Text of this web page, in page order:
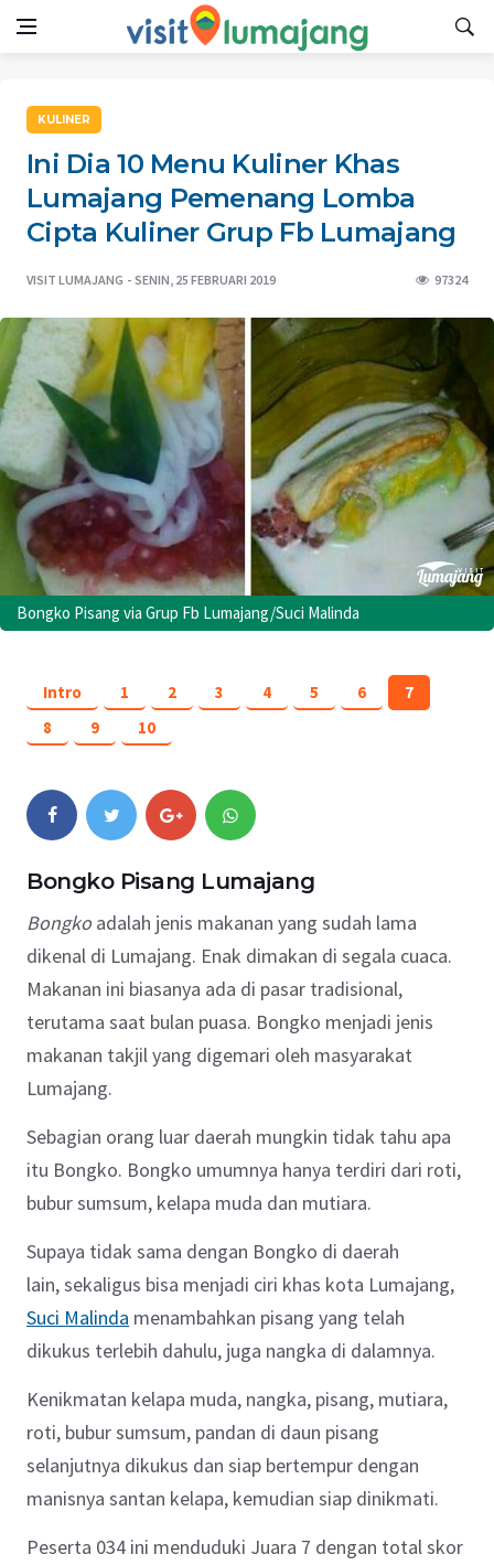
KULINER
Ini Dia 10 Menu Kuliner Khas
Lumajang Pemenang Lomba
Cipta Kuliner Grup Fb Lumajang
VISIT LUMAJANG SENIN, 25 FEBRUARI 2019 97324
Bongko Pisang via Grup Fb Lumajang/Suci Malinda
Intro 1 2 3 4 5 6
7
8
9 10
Bongko Pisang Lumajang
Bongkoadalah jenis makanan yang sudah lama
dikenal di Lumajang. Enak dimakan di segala cuaca.
Makanan ini biasanya ada di pasar tradisional,
terutama saat bulan puasa. Bongko menjadi jenis
makanan takjil yang digemari oleh masyarakat
Lumajang.
Sebagian orang luar daerah mungkin tidak tahu apa
itu Bongko. Bongko umumnya hanya terdiri dari roti,
bubur sumsum, kelapa muda dan mutiara.
Supaya tidak sama dengan Bongko di daerah
lain, sekaligus bisa menjadi ciri khas kota Lumajang,
Suci Malinda menambahkan pisang yang telah
dikukus terlebih dahulu, juga nangka di dalamnya.
Kenikmatan kelapa muda, nangka, pisang, mutiara,
roti, bubur sumsum, pandan di daun pisang
selanjutnya dikukus dan siap bertempur dengan
manisnya santan kelapa, kemudian siap dinikmati.
Peserta 034 ini menduduki Juara 7 dengan total skor